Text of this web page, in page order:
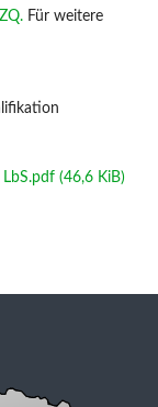
Für weitere
(46,6 KiB)